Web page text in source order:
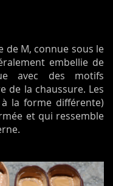
de M, connue sous le
embellie de
avec des motifs
de la chaussure. Les
la forme différente)
et qui ressemble